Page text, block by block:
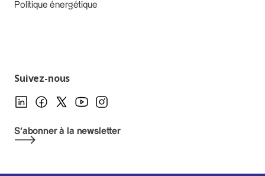
Politique énergétique
Suivez-nous
S'abonner à la newsletter